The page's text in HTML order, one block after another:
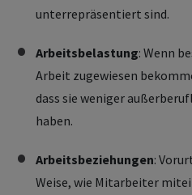
unterrepräsentiert sind.
Arbeitsbelastung: Wenn
Arbeit zugewiesen
dass sie weniger
haben.
Arbeitsbeziehungen:
Weise, wie Mitarbeiter